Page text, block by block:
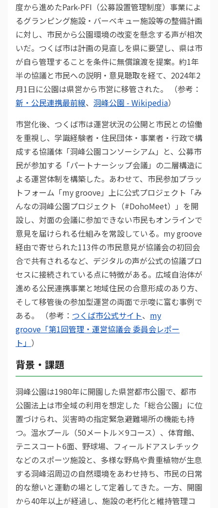
度から進めたPark-PFI（公募設置管理制度）事業によ
るグランピング施設・バーベキュー施設等の整備計画
に対し、市民から公園環境の改変を懸念する声が相次
いだ。つくば市は計画の見直しを県に要望し、県は市
が自ら管理することを条件に無償譲渡を提案。約1年
半の協議と市民への説明・意見聴取を経て、2024年2
月1日に公園は県営から市営に移管された。 （参考：
新・公民連携最前線、 洞峰公園 - Wikipedia）
市営化後、つくば市は運営状況の公開と市民との協働
を重視し、学識経験者・住民団体・事業者・行政で構
成する協議体「洞峰公園コンソーシアム」と、公募市
民が参加する「パートナーシップ会議」の二層構造に
よる運営体制を構築した。あわせて、市民参加プラッ
トフォーム「my groove」上に公式プロジェクト「み
んなの洞峰公園プロジェクト（#DohoMeet）」を開
設し、対面の会議に参加できない市民もオンラインで
意見を届けられる仕組みを常設している。my groove
経由で寄せられた113件の市民意見が協議会の初回会
合で共有されるなど、デジタルの声が公式の協議プロ
セスに接続されている点に特徴がある。広域自治体が
進める公民連携事業と地域住民の合意形成のあり方、
そして移管後の参加型運営の両面で示唆に富む事例で
ある。 （参考： つくば市公式サイト、 my
groove「第1回管理・運営協議会 委員会レポー
ト」 ）
背景・課題
洞峰公園は1980年に開園した県営都市公園で、都市
公園法上は市全域の利用を想定した「総合公園」に位
置づけられ、災害時の指定緊急避難場所の機能も持
つ。温水プール（50メートル×9コース）、体育館、
テニスコート6面、野球場、フィールドアスレチック
などのスポーツ施設と、多様な野鳥や貴重植物が生息
する洞峰沼周辺の自然環境をあわせ持ち、市民の日常
的な憩いと運動の場として定着してきた。一方、開園
から40年以上が経過し、施設の老朽化と維持管理コ